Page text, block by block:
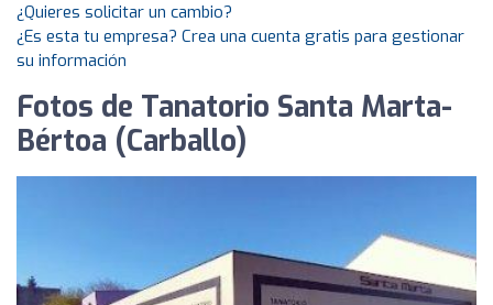
¿Quieres solicitar un cambio?
¿Es esta tu empresa? Crea una cuenta gratis para gestionar
su información
Fotos de Tanatorio Santa Marta-
Bértoa (Carballo)